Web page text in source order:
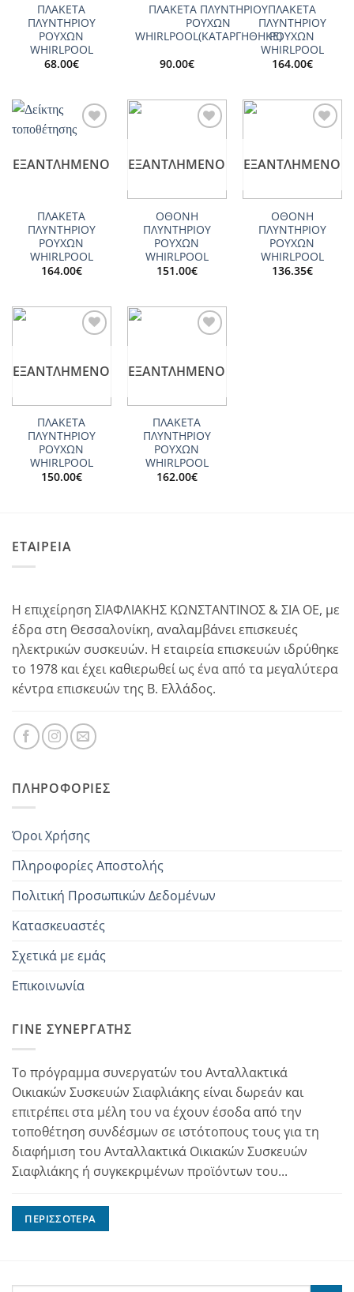
ΠΛΑΚΕΤΑ
ΠΛΥΝΤΗΡΙΟΥ
ΡΟΥΧΩΝ
WHIRLPOOL
68.00€
ΠΛΑΚΕΤΑ ΠΛΥΝΤΗΡΙΟΥ
ΡΟΥΧΩΝ
WHIRLPOOL(ΚΑΤΑΡΓΗΘΗΚΕ)
90.00€
ΠΛΑΚΕΤΑ
ΠΛΥΝΤΗΡΙΟΥ
ΡΟΥΧΩΝ
WHIRLPOOL
164.00€
Add to
ΕΞΑΝΤΛΗΜΈΝΟ
ΠΛΑΚΕΤΑ
ΠΛΥΝΤΗΡΙΟΥ
ΡΟΥΧΩΝ
WHIRLPOOL
164.00€
ΕΞΑΝΤΛΗΜΈΝΟ
ΟΘΟΝΗ
ΠΛΥΝΤΗΡΙΟΥ
ΡΟΥΧΩΝ
WHIRLPOOL
151.00€
ΕΞΑΝΤΛΗΜΈΝΟ
ΟΘΟΝΗ
ΠΛΥΝΤΗΡΙΟΥ
ΡΟΥΧΩΝ
WHIRLPOOL
136.35€
ΕΞΑΝΤΛΗΜΈΝΟ
ΠΛΑΚΕΤΑ
ΠΛΥΝΤΗΡΙΟΥ
ΡΟΥΧΩΝ
WHIRLPOOL
150.00€
ΕΞΑΝΤΛΗΜΈΝΟ
ΠΛΑΚΕΤΑ
ΠΛΥΝΤΗΡΙΟΥ
ΡΟΥΧΩΝ
WHIRLPOOL
162.00€
ΕΤΑΙΡΕΙΑ
Η επιχείρηση ΣΙΑΦΛΙΑΚΗΣ ΚΩΝΣΤΑΝΤΙΝΟΣ & ΣΙΑ ΟΕ, με
έδρα στη Θεσσαλονίκη, αναλαμβάνει επισκευές
ηλεκτρικών συσκευών. Η εταιρεία επισκευών ιδρύθηκε
το 1978 και έχει καθιερωθεί ως ένα από τα μεγαλύτερα
κέντρα επισκευών της Β. Ελλάδος.
ΠΛΗΡΟΦΟΡΊΕΣ
Όροι Χρήσης
Πληροφορίες Αποστολής
Πολιτική Προσωπικών Δεδομένων
Κατασκευαστές
Σχετικά με εμάς
Επικοινωνία
ΓΊΝΕ ΣΥΝΕΡΓΆΤΗΣ
Το πρόγραμμα συνεργατών του Ανταλλακτικά
Οικιακών Συσκευών Σιαφλιάκης είναι δωρεάν και
επιτρέπει στα μέλη του να έχουν έσοδα από την
τοποθέτηση συνδέσμων σε ιστότοπους τους για τη
διαφήμιση του Ανταλλακτικά Οικιακών Συσκευών
Σιαφλιάκης ή συγκεκριμένων προϊόντων του...
ΠΕΡΙΣΣΌΤΕΡΑ